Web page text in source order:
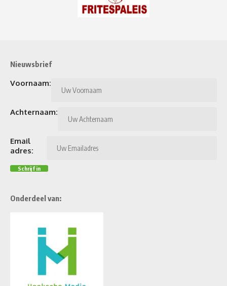
Nieuwsbrief
Voornaam:
Achternaam:
Email
adres:
Onderdeel van: